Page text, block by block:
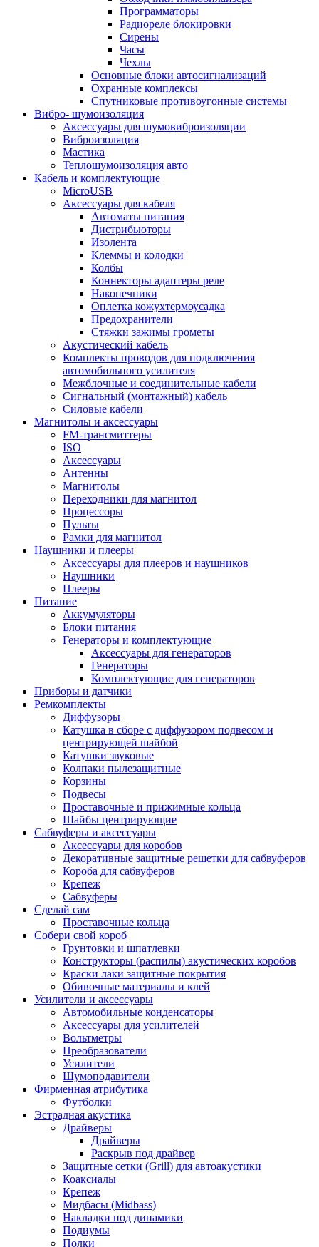
Программаторы
Радиореле блокировки
Сирены
Часы
Чехлы
Основные блоки автосигнализаций
Охранные комплексы
Спутниковые противоугонные системы
Вибро- шумоизоляция
Аксессуары для шумовиброизоляции
Виброизоляция
Мастика
Теплошумоизоляция авто
Кабель и комплектующие
MicroUSB
Аксессуары для кабеля
Автоматы питания
Дистрибьюторы
Изолента
Клеммы и колодки
Колбы
Коннекторы адаптеры реле
Наконечники
Оплетка кожухтермоусадка
Предохранители
Стяжки зажимы грометы
Акустический кабель
Комплекты проводов для подключения
автомобильного усилителя
Межблочные и соединительные кабели
Сигнальный (монтажный) кабель
Силовые кабели
Магнитолы и аксессуары
FM-трансмиттеры
ISO
Аксессуары
Антенны
Магнитолы
Переходники для магнитол
Процессоры
Пульты
Рамки для магнитол
Наушники и плееры
Аксессуары для плееров и наушников
Наушники
Плееры
Питание
Аккумуляторы
Блоки питания
Генераторы и комплектующие
Аксессуары для генераторов
Генераторы
Комплектующие для генераторов
Приборы и датчики
Ремкомплекты
Диффузоры
Катушка в сборе с диффузором подвесом и
центрирующей шайбой
Катушки звуковые
Колпаки пылезащитные
Корзины
Подвесы
Проставочные и прижимные кольца
Шайбы центрирующие
Сабвуферы и аксессуары
Аксессуары для коробов
Декоративные защитные решетки для сабвуферов
Короба для сабвуферов
Крепеж
Сабвуферы
Сделай сам
Проставочные кольца
Собери свой короб
Грунтовки и шпатлевки
Конструкторы (распилы) акустических коробов
Краски лаки защитные покрытия
Обивочные материалы и клей
Усилители и аксессуары
Автомобильные конденсаторы
Аксессуары для усилителей
Вольтметры
Преобразователи
Усилители
Шумоподавители
Фирменная атрибутика
Футболки
Эстрадная акустика
Драйверы
Драйверы
Раскрыв под драйвер
Защитные сетки (Grill) для автоакустики
Коаксиалы
Крепеж
Мидбасы (Midbass)
Накладки под динамики
Подиумы
Полки